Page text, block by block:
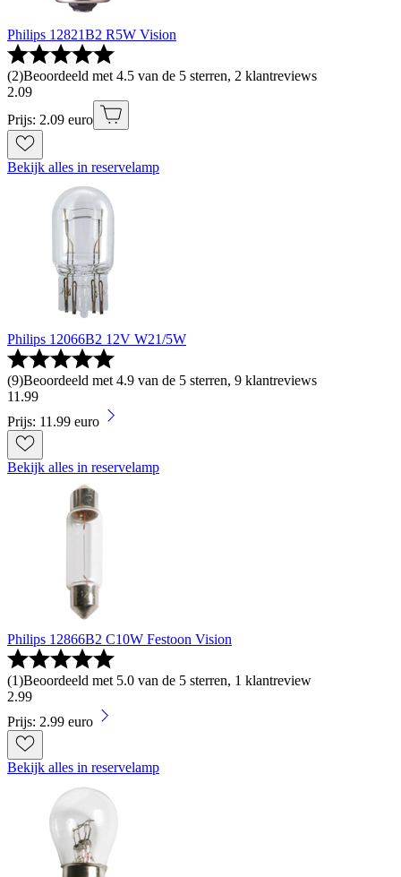
Philips 12821B2 R5W Vision
(2)Beoordeeld met 4.5 van de 5 sterren, 2 klantreviews
2.09
Prijs: 2.09 euro
Bekijk alles in reservelamp
Philips 12066B2 12V W21/5W
(9)Beoordeeld met 4.9 van de 5 sterren, 9 klantreviews
11 .99
Prijs: 11.99 euro
Bekijk alles in reservelamp
Philips 12866B2 C10W Festoon Vision
(1)Beoordeeld met 5.0 van de 5 sterren, 1 klantreview
2.99
Prijs: 2.99 euro
Bekijk alles in reservelamp